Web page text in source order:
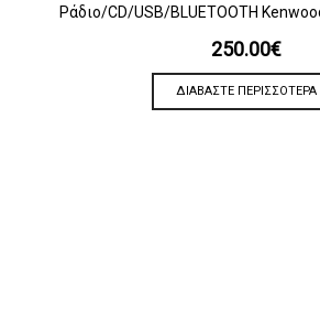
Ράδιο/CD/USB/BLUETOOTH
250.00€
ΔΙΑΒΆΣΤΕ ΠΕΡΙΣΣΌΤΕΡΑ